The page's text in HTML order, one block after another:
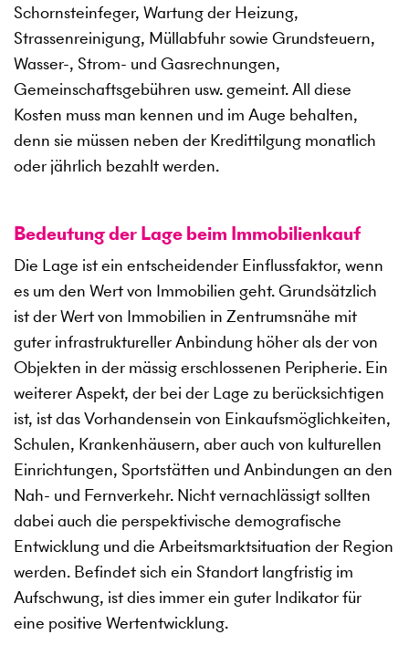
Schornsteinfeger, Wartung der Heizung,
Strassenreinigung, Müllabfuhr sowie Grundsteuern,
Wasser-, Strom- und Gasrechnungen,
Gemeinschaftsgebühren usw. gemeint. All diese
Kosten muss man kennen und im Auge behalten,
denn sie müssen neben der Kredittilgung monatlich
oder jährlich bezahlt werden.
Bedeutung der Lage beim Immobilienkauf
Die Lage ist ein entscheidender Einflussfaktor, wenn
es um den Wert von Immobilien geht. Grundsätzlich
ist der Wert von Immobilien in Zentrumsnähe mit
guter infrastruktureller Anbindung höher als der von
Objekten in der mässig erschlossenen Peripherie. Ein
weiterer Aspekt, der bei der Lage zu berücksichtigen
ist, ist das Vorhandensein von Einkaufsmöglichkeiten,
Schulen, Krankenhäusern, aber auch von kulturellen
Einrichtungen, Sportstätten und Anbindungen an den
Nah- und Fernverkehr. Nicht vernachlässigt sollten
dabei auch die perspektivische demografische
Entwicklung und die Arbeitsmarktsituation der Region
werden. Befindet sich ein Standort langfristig im
Aufschwung, ist dies immer ein guter Indikator für
eine positive Wertentwicklung.